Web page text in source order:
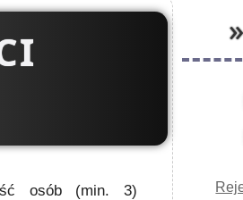
osób (min. 3)